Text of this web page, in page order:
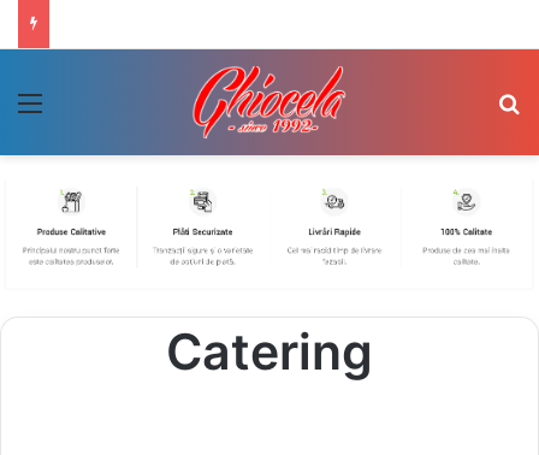
Menu
Catering